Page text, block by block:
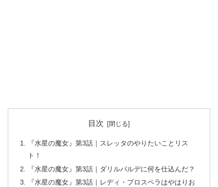
目次
『水星の魔女』第3話｜スレッタのやりたいことリス
ト！
『水星の魔女』第3話｜ダリルバルデに何を仕込んだ？
『水星の魔女』第3話｜レディ・プロスペラはやはりお